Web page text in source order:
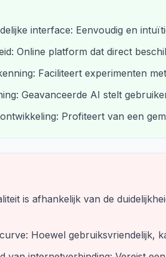
interface: Eenvoudig en
Online platform dat direct
Faciliteert experimenten
Geavanceerde AI stelt
Profiteert van een
is afhankelijk van de
Hoewel gebruiksvriendelijk,